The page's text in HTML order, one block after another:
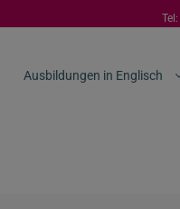
Tel:
Ausbildungen in Englisch